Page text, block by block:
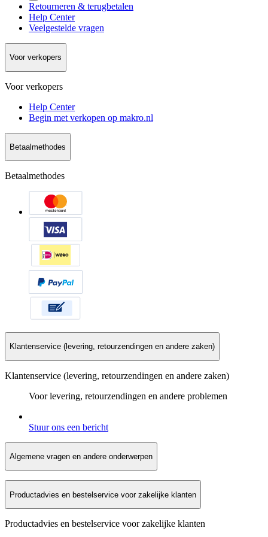
Retourneren & terugbetalen
Help Center
Veelgestelde vragen
Voor verkopers
Voor verkopers
Help Center
Begin met verkopen op makro.nl
Betaalmethodes
Betaalmethodes
Klantenservice (levering, retourzendingen en andere zaken)
Klantenservice (levering, retourzendingen en andere zaken)
Voor levering, retourzendingen en andere problemen
Stuur ons een bericht
Algemene vragen en andere onderwerpen
Productadvies en bestelservice voor zakelijke klanten
Productadvies en bestelservice voor zakelijke klanten